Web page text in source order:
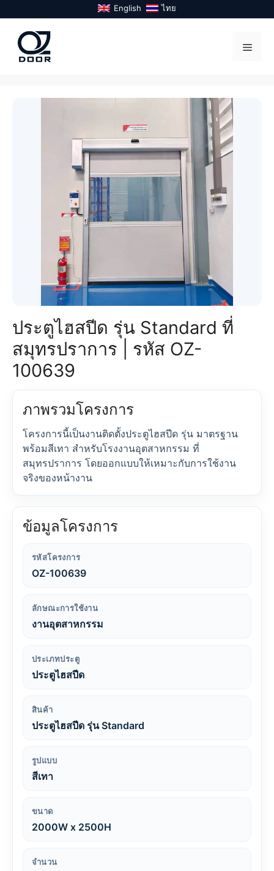
to
content
English ไทย
ประตูไฮสปีด รุ่น Standard ที่
สมุทรปราการ | รหัส OZ-
100639
ภาพรวมโครงการ
โครงการนี้เป็นงานติดตั้งประตูไฮสปีด รุ่น มาตรฐาน
พร้อมสีเทา สำหรับโรงงานอุตสาหกรรม ที่
สมุทรปราการ โดยออกแบบให้เหมาะกับการใช้งาน
จริงของหน้างาน
ข้อมูลโครงการ
รหัสโครงการ
OZ-100639
ลักษณะการใช้งาน
งานอุตสาหกรรม
ประเภทประตู
ประตูไฮสปีด
สินค้า
ประตูไฮสปีด รุ่น Standard
รูปแบบ
สีเทา
ขนาด
2000W x 2500H
จำนวน